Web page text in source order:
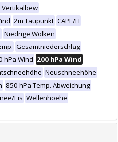
Vertikalbew
2m Taupunkt CAPE/LI
Niedrige Wolken
Gesamtniederschlag
hPa Wind 200 hPa Wind
Neuschneehöhe
850 hPa Temp. Abweichung
Eis Wellenhoehe